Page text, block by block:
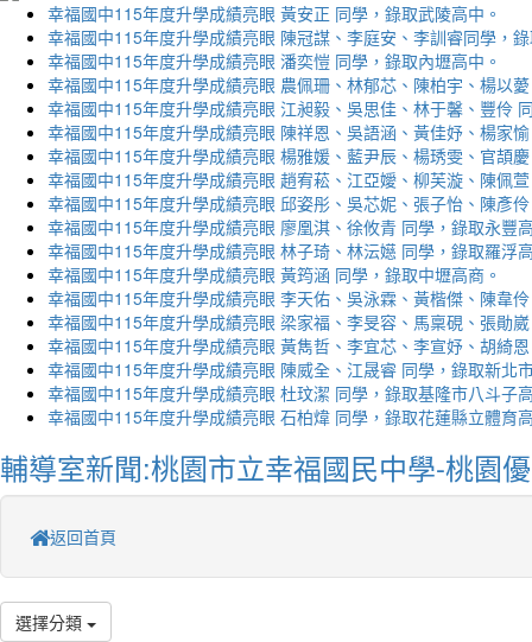
幸福國中115年度升學成績亮眼 黃安正 同學，錄取武陵高中。
幸福國中115年度升學成績亮眼 陳冠謀、李庭安、李訓睿同學，
幸福國中115年度升學成績亮眼 潘奕愷 同學，錄取內壢高中。
幸福國中115年度升學成績亮眼 農佩珊、林郁芯、陳柏宇、楊以
幸福國中115年度升學成績亮眼 江昶毅、吳思佳、林于馨、豐伶
幸福國中115年度升學成績亮眼 陳祥恩、吳語涵、黃佳妤、楊家
幸福國中115年度升學成績亮眼 楊雅媛、藍尹辰、楊琇雯、官頡
幸福國中115年度升學成績亮眼 趙宥菘、江亞嬡、柳芙漩、陳佩
幸福國中115年度升學成績亮眼 邱姿彤、吳芯妮、張子怡、陳彥
幸福國中115年度升學成績亮眼 廖凰淇、徐攸青 同學，錄取永豐
幸福國中115年度升學成績亮眼 林子琦、林沄嬨 同學，錄取羅浮
幸福國中115年度升學成績亮眼 黃筠涵 同學，錄取中壢高商。
幸福國中115年度升學成績亮眼 李天佑、吳泳霖、黃楷傑、陳韋
幸福國中115年度升學成績亮眼 梁家福、李旻容、馬稟硯、張勛
幸福國中115年度升學成績亮眼 黃雋哲、李宜芯、李宣妤、胡綺
幸福國中115年度升學成績亮眼 陳威全、江晟睿 同學，錄取新北
幸福國中115年度升學成績亮眼 杜玟潔 同學，錄取基隆市八斗子
幸福國中115年度升學成績亮眼 石柏煒 同學，錄取花蓮縣立體育
輔導室新聞:桃園市立幸福國民中學-桃園
返回首頁
選擇分類